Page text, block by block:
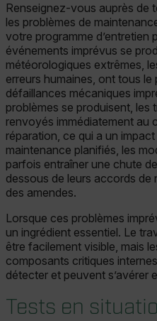
Renseignez-vous auprès de
les problèmes de
votre programme d’entretien
événements imprévus se
météorologiques extrêmes,
erreurs humaines, ont tous
défaillances mécaniques
problèmes se produisent,
renvoyés immédiatement au
réparation, ce qui a un
maintenance planifiés, les
parfois entraîner une chute
dessous de leurs accords de
des amendes.
Lorsque ces problèmes
un ingrédient essentiel. Le
être facilement visible, mais
composants critiques
détecter et peuvent s’avérer
Tests en